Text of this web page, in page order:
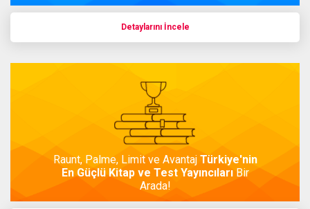
Detaylarını İncele
Raunt, Palme, Limit ve Avantaj Türkiye'nin
En Güçlü Kitap ve Test YayıncılarıBir
Arada!